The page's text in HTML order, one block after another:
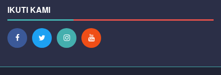
IKUTI KAMI